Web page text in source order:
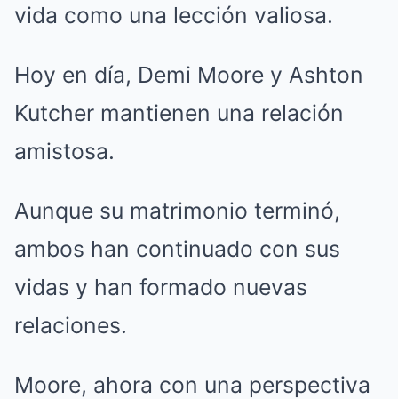
vida como una lección valiosa.
Hoy en día, Demi Moore y Ashton
Kutcher mantienen una relación
amistosa.
Aunque su matrimonio terminó,
ambos han continuado con sus
vidas y han formado nuevas
relaciones.
Moore, ahora con una perspectiva